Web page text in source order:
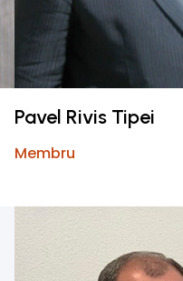
Pavel Rivis Tipei
Membru